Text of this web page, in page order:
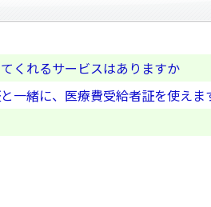
くれるサービスはありますか
一緒に、医療費受給者証を使えま